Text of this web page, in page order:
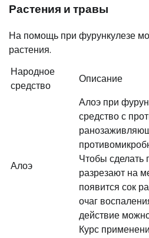
Растения и травы
На помощь при фурункулезе
растения.
Народное
средство
Описание
Алоэ
Алоэ при
средство с
Чтобы сделать
разрезают на
появится сок
очаг
действие
Курс